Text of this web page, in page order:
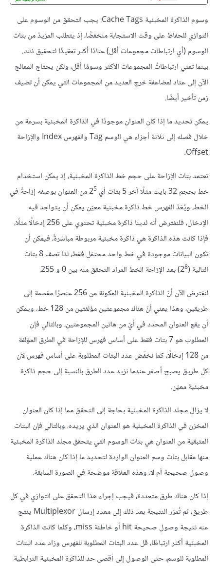
وسوم الذاكرة المخبئية Cache Tags: يجب التحقق من الوسوم على
التوازي للحفاظ على وقت الاستجابة منخفضًا، إذ يتطلب المزيدُ من بتات
الوسوم (أي ارتباطات مجموعات أقل) عتادًا أكثر تعقيدًا لتحقيق ذلك.
بينما تعني ارتباطاتُ المجموعات الأكثر وسومًا أقل، ولكن يحتاج المعالج
الآن إلى عتاد لمضاعفة خرج العديد من المجموعات التي يمكن أن تضيف
زمن تأخير أيضًا.
يمكن تحديد ما إذا كان العنوان موجودًا في الذاكرة المخبئية بسرعة من
خلال فصله إلى ثلاثة أجزاء هي الوسم Tag والفهرس Index والإزاحة
Offset.
تعتمد بتات الإزاحة على حجم خط الذاكرة المخبئية، إذ يمكن استخدام
خط بحجم 32 بايت مثلًا آخر 5 بتات أي 2‎
5
‎ من العنوان بوصفه إزاحةً في
الخط، ويُعَدّ الفهرس خط ذاكرة مخبئية معيّن يمكن أن يتواجد فيه
الإدخال، فلنفترض أنه لدينا ذاكرة مخبئية تحتوي على 256 إدخالًا مثلًا،
فإذا كانت هذه الذاكرة هي ذاكرة مخبئية مربوطة مباشرةً، فيمكن أن
تكون البيانات موجودة في خط واحد محتمَل فقط، لذا تصف 8 بتات
التالية (2‎8
لنفترض الآن أنّ الذاكرة المخبئية المكونة من 256 عنصرًا مقسمة إلى
طريقين، وهذا يعني أنّ هناك مجموعتين مؤلفتين من 128 خط، ويمكن
أن يقع العنوان المحدد في أيّ من هاتين المجموعتين، وبالتالي فإن
المطلوب هو 7 بتات فقط على أساس فهرس للإزاحة في الطرق المؤلفة
من 128 إدخالًا، كما نخفّض عدد البتات المطلوبة على أساس فهرس لأن
كل طريق يصبح أصغر عندما نزيد عدد الطرق بالنسبة إلى حجم ذاكرة
مخبئية معيّن.
لا يزال مجلد الذاكرة المخبئية بحاجة إلى التحقق مما إذا كان العنوان
المخزن في الذاكرة المخبئية هو العنوان الذي يريده، وبالتالي فإن البتات
المتبقية من العنوان هي بتات الوسوم التي يتحقق مجلد الذاكرة المخبئية
منها مقابل بتات وسم العنوان الواردة لتحديد ما إذا كان هناك عملية
وصول صحيحة أم لا، وهذه العلاقة موضحة في الصورة السابقة.
إذا كان هناك طرق متعددة، فيجب إجراء هذا التحقق على التوازي في كل
طريق، ثم تُمرَر النتيجة بعد ذلك إلى معدد إرسال Multiplexor ينتج
عنه نتيجة وصول صحيحة hit أو خاطئة miss، وكلما كانت الذاكرة
المخبئية أكثر ارتباطًا، قل عدد البتات المطلوبة للفهرس وزاد عدد البتات
المطلوبة للوسم، حتى الوصول إلى أقصى حد للذاكرة المخبئية الترابطية